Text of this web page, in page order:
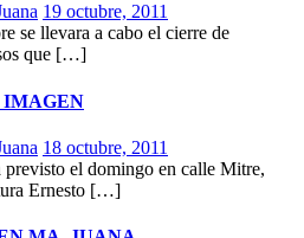
19 octubre, 2011
se llevara a cabo el cierre de
que […]
18 octubre, 2011
previsto el domingo en calle Mitre,
Ernesto […]